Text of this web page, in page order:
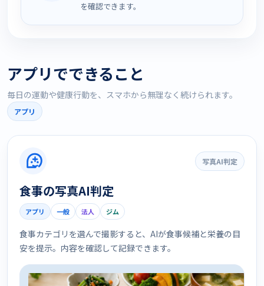
を確認できます。
アプリでできること
毎日の運動や健康行動を、スマホから無理なく続けられます。
アプリ
写真AI判定
食事の写真AI判定
アプリ 一般 法人 ジム
食事カテゴリを選んで撮影すると、AIが食事候補と栄養の目
安を提示。内容を確認して記録できます。